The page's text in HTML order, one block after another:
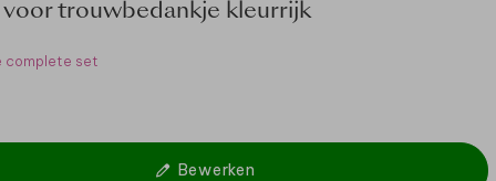
voor trouwbedankje kleurrijk
complete set
Bewerken